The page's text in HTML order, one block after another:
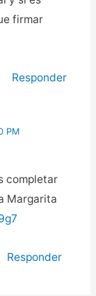
firmar
Responder
PM
completar
Margarita
Responder